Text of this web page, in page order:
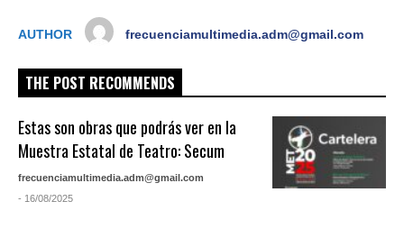
AUTHOR frecuenciamultimedia.adm@gmail.com
THE POST RECOMMENDS
Estas son obras que podrás ver en la
Muestra Estatal de Teatro: Secum
frecuenciamultimedia.adm@gmail.com
- 16/08/2025